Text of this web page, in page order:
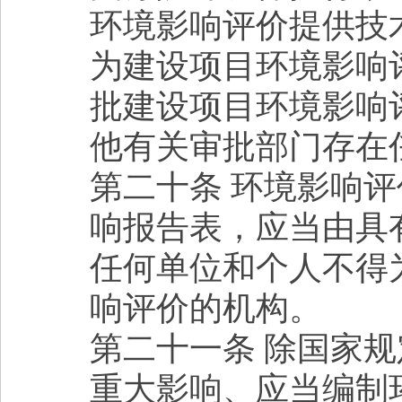
环境影响评价提供
为建设项目环境影
批建设项目环境影
他有关审批部门存在
第二十条 环境影响
响报告表，应当由
任何单位和个人不
响评价的机构。
第二十一条 除国家
重大影响、应当编